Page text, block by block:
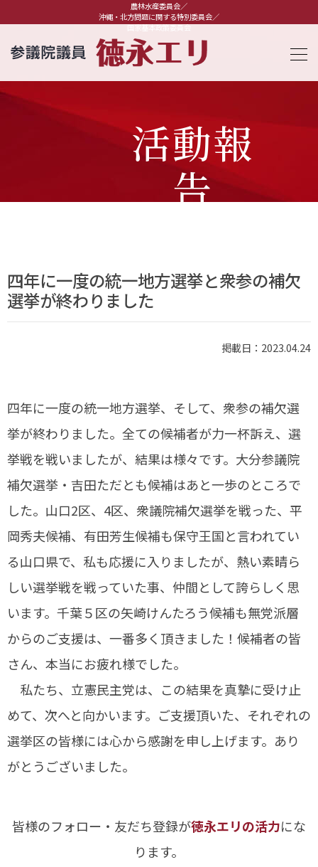
農林水産委員会／
沖縄・北方問題に関する特別委員会／
国家基本政策委員会
活動報
告
四年に一度の統一地方選挙と衆参の補欠
選挙が終わりました
掲載日：2023.04.24
四年に一度の統一地方選挙、そして、衆参の補欠選
挙が終わりました。全ての候補者が力一杯訴え、選
挙戦を戦いましたが、結果は様々です。大分参議院
補欠選挙・吉田ただとも候補はあと一歩のところで
した。山口2区、4区、衆議院補欠選挙を戦った、平
岡秀夫候補、有田芳生候補も保守王国と言われてい
る山口県で、私も応援に入りましたが、熱い素晴ら
しい選挙戦を戦っていた事、仲間として誇らしく思
います。千葉５区の矢崎けんたろう候補も無党派層
からのご支援は、一番多く頂きました！候補者の皆
さん、本当にお疲れ様でした。
私たち、立憲民主党は、この結果を真摯に受け止
めて、次へと向かいます。ご支援頂いた、それぞれの
選挙区の皆様には心から感謝を申し上げます。あり
がとうございました。
皆様のフォロー・友だち登録が徳永エリの活力にな
ります。